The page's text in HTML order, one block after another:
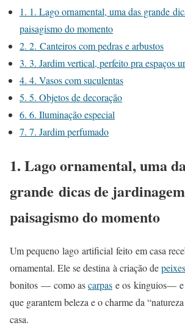
1. 1. Lago ornamental, uma das grande
paisagismo do momento
2. 2. Canteiros com pedras e arbustos
3. 3. Jardim vertical, perfeito pra espaços
4. 4. Vasos com suculentas
5. 5. Objetos de decoração
6. 6. Iluminação especial
7. 7. Jardim perfumado
1. Lago ornamental, uma
grande dicas de
paisagismo do momento
Um pequeno lago artificial feito em casa
ornamental. Ele se destina à criação depeixes
bonitos — como ascarpas e os kinguios— e
que garantem beleza e o charme da
casa.